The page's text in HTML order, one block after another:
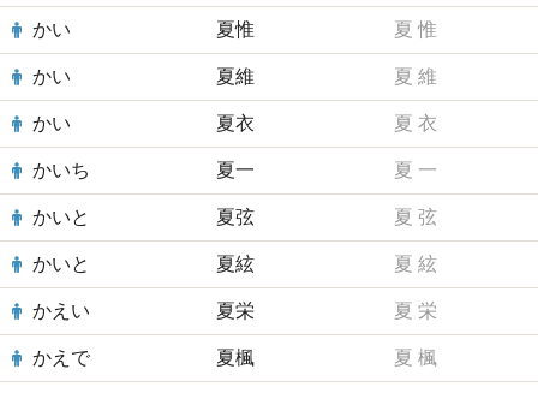
かい 夏惟 夏 惟
かい 夏維 夏 維
かい 夏衣 夏 衣
かいち 夏一 夏 一
かいと 夏弦 夏 弦
かいと 夏絃 夏 絃
かえい 夏栄 夏 栄
かえで 夏楓 夏 楓